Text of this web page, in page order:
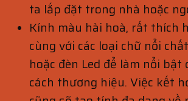
ta lắp đặt trong nhà hoặc
Kính màu hài hoà, rất thích
cùng với các loại chữ nổi
hoặc đèn Led để làm nổi bật
cách thương hiệu. Việc kết